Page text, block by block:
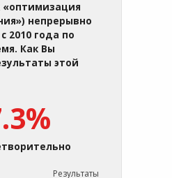
«оптимизация
непрерывно
2010 года по
Как Вы
этой
Результаты